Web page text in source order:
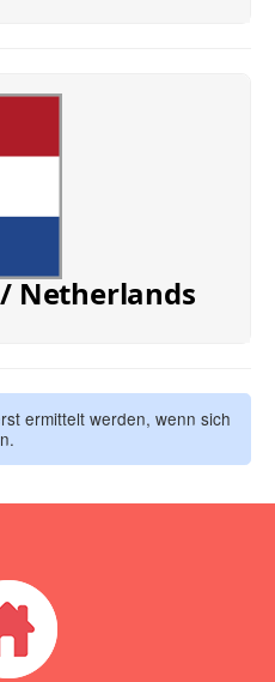
Netherlands
ermittelt werden, wenn sich